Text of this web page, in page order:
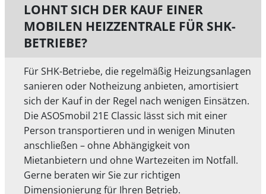
LOHNT SICH DER KAUF EINER
MOBILEN HEIZZENTRALE FÜR SHK-
BETRIEBE?
Für SHK-Betriebe, die regelmäßig Heizungsanlagen
sanieren oder Notheizung anbieten, amortisiert
sich der Kauf in der Regel nach wenigen Einsätzen.
Die ASOSmobil 21E Classic lässt sich mit einer
Person transportieren und in wenigen Minuten
anschließen – ohne Abhängigkeit von
Mietanbietern und ohne Wartezeiten im Notfall.
Gerne beraten wir Sie zur richtigen
Dimensionierung für Ihren Betrieb.